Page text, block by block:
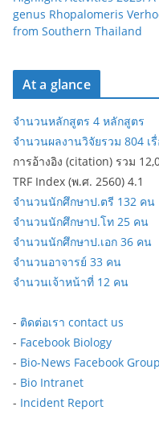
genus Rhopalomeris
from Southern Thailand
At a glance
จำนวนหลักสูตร 4 หลักสูตร
จำนวนผลงานวิจัยรวม 804 เรื่
การอ้างอิง (citation) รวม
TRF Index (พ.ศ. 2560) 4.1
จำนวนนักศึกษาป.ตรี 132 คน
จำนวนนักศึกษาป.โท 25 คน
จำนวนนักศึกษาป.เอก 36 คน
จำนวนอาจารย์ 33 คน
จำนวนเจ้าหน้าที่ 12 คน
- ติดต่อเรา contact us
- Facebook Biology
- Bio-News Facebook Group
- Bio Intranet
- Incident Report